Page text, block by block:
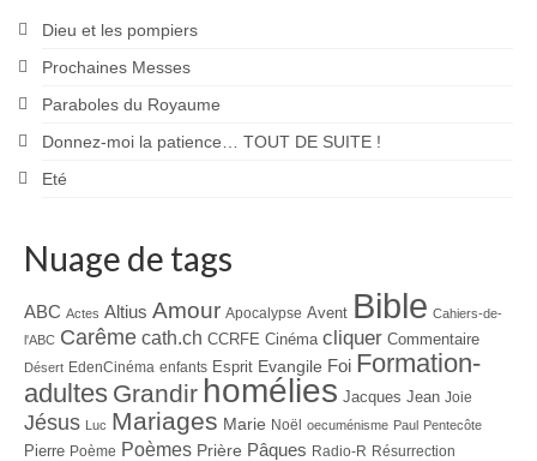
Dieu et les pompiers
Prochaines Messes
Paraboles du Royaume
Donnez-moi la patience… TOUT DE SUITE !
Eté
Nuage de tags
ABC Actes Altius Amour Apocalypse Avent Bible Cahiers-de-
l'ABC Carême cath.ch CCRFE Cinéma cliquer Commentaire
Désert EdenCinéma enfants Esprit Evangile Foi Formation-
adultes Grandir homélies Jacques Jean Joie
Jésus Luc Mariages Marie Noël oecuménisme Paul Pentecôte
Pierre Poème Poèmes Prière Pâques Radio-R Résurrection